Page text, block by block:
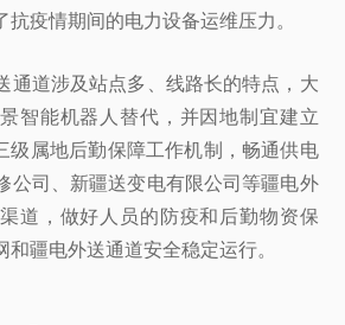
抗疫情期间的电力设备运维压力。
通道涉及站点多、线路长的特点，大
智能机器人替代，并因地制宜建立
级属地后勤保障工作机制，畅通供电
公司、新疆送变电有限公司等疆电外
道，做好人员的防疫和后勤物资保
和疆电外送通道安全稳定运行。